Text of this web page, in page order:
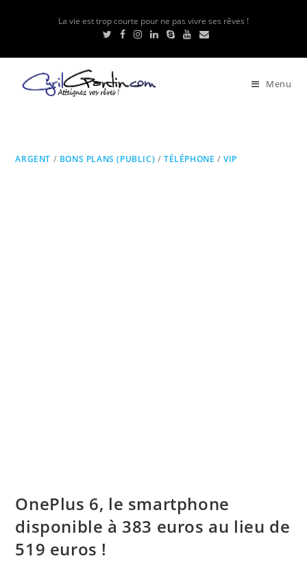
La vie est trop courte pour ne pas vivre ses rêves !
Menu
ARGENT / BONS PLANS (PUBLIC) /TÉLÉPHONE /VIP
OnePlus 6, le smartphone
disponible à 383 euros au lieu de
519 euros !